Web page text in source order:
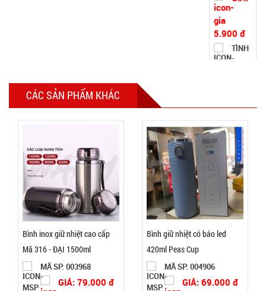
TRẠNG:
CÒN HÀNG
Bảo
hành:
Test,
Bộ kềm cắt
móng 12
món ( T150
MÃ
CÁC SẢN PHẨM KHÁC
Bình inox giữ nhiệt cao cấp
Mã 316 - ĐẠI 1500ml
MÃ SP: 003968
GIÁ: 79.000 đ
Bình giữ nhiệt có báo led
420ml Peas Cup
MÃ SP: 004906
GIÁ: 69.000 đ